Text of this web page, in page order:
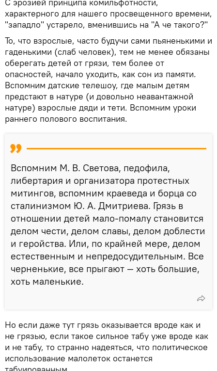
С эрозией принципа комильфотности,
характерного для нашего просвещенного времени,
"западло" устарело, вменившись на "А че такого?"
То, что взрослые, часто будучи сами пьяненькими и
гаденькими (слаб человек), тем не менее обязаны
оберегать детей от грязи, тем более от
опасностей, начало уходить, как сон из памяти.
Вспомним датские телешоу, где малым детям
предстают в натуре (и довольно неавантажной
натуре) взрослые дяди и тети. Вспомним уроки
раннего полового воспитания.
Вспомним М. В. Светова, педофила,
либертария и организатора протестных
митингов, вспомним краеведа и борца со
сталинизмом Ю. А. Дмитриева. Грязь в
отношении детей мало-помалу становится
делом чести, делом славы, делом доблести
и геройства. Или, по крайней мере, делом
естественным и непредосудительным. Все
черненькие, все прыгают — хоть большие,
хоть маленькие.
Но если даже тут грязь оказывается вроде как и
не грязью, если такое сильное табу уже вроде как
и не табу, то странно надеяться, что политическое
использование малолеток останется